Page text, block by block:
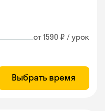
от 1590 ₽ / урок
Выбрать время